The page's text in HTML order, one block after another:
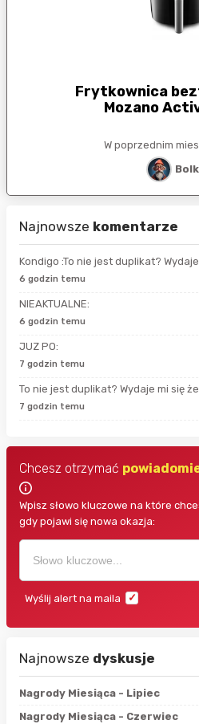
Frytkownica
Mozano
W poprzednim
Najnowsze komentarze
Kondigo :To nie jest duplikat? Wydaje
6 godzin temu
NIEAKTUALNE:
6 godzin temu
JUZ PO:
7 godzin temu
To nie jest duplikat? Wydaje mi się że
7 godzin temu
Chcesz otrzymać
Wpisz słowo kluczowe na które
gdy pojawi się nowa okazja:
Wyślij alert na maila
Najnowsze dyskusje
Nagrody Miesiąca - Lipiec
Nagrody Miesiąca - Czerwiec